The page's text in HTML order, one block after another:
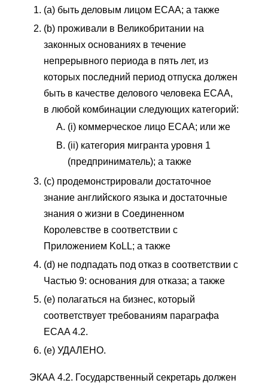
(a) быть деловым лицом ECAA; а также
(b) проживали в Великобритании на
законных основаниях в течение
непрерывного периода в пять лет, из
которых последний период отпуска должен
быть в качестве делового человека ECAA,
в любой комбинации следующих категорий:
(i) коммерческое лицо ECAA; или же
(ii) категория мигранта уровня 1
(предприниматель); а также
(c) продемонстрировали достаточное
знание английского языка и достаточные
знания о жизни в Соединенном
Королевстве в соответствии с
Приложением KoLL; а также
(d) не подпадать под отказ в соответствии с
Частью 9: основания для отказа; а также
(e) полагаться на бизнес, который
соответствует требованиям параграфа
ECAA 4.2.
(е) УДАЛЕНО.
ЭКАА 4.2. Государственный секретарь должен